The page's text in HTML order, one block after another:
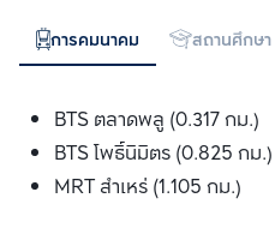
การคมนาคม สถานศึกษา
BTS ตลาดพลู (0.317 กม.)
BTS โพธ์ินิมิตร (0.825 กม.)
MRT สำเหร่ (1.105 กม.)